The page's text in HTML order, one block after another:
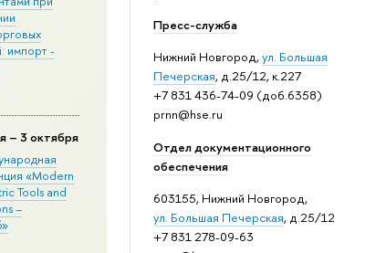
Пресс-служба
Нижний Новгород,ул. Большая
Печерская, д.25/12, к.227
+7 831 436-74-09 (доб.6358)
prnn@hse.ru
Отдел документационного
обеспечения
603155, Нижний Новгород,
ул. Большая Печерская, д.25/12
+7 831 278-09-63
импорт -
– 3 октября
«Modern
Tools and
–